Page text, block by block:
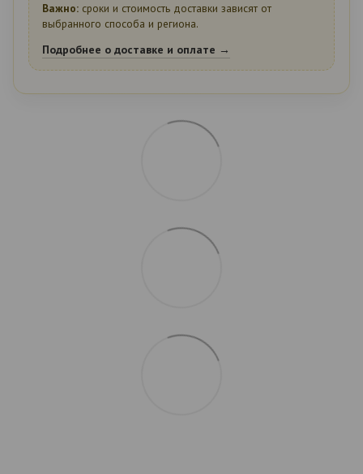
Важно: сроки и стоимость доставки зависят от
выбранного способа и региона.
Подробнее о доставке и оплате →